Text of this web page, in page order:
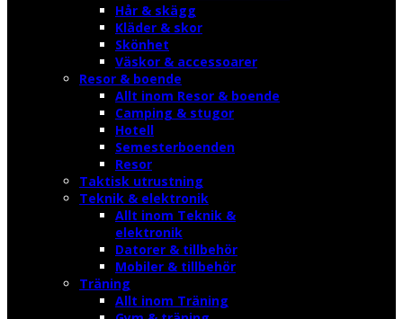
Hår & skägg
Kläder & skor
Skönhet
Väskor & accessoarer
Resor & boende
Allt inom Resor & boende
Camping & stugor
Hotell
Semesterboenden
Resor
Taktisk utrustning
Teknik & elektronik
Allt inom Teknik &
elektronik
Datorer & tillbehör
Mobiler & tillbehör
Träning
Allt inom Träning